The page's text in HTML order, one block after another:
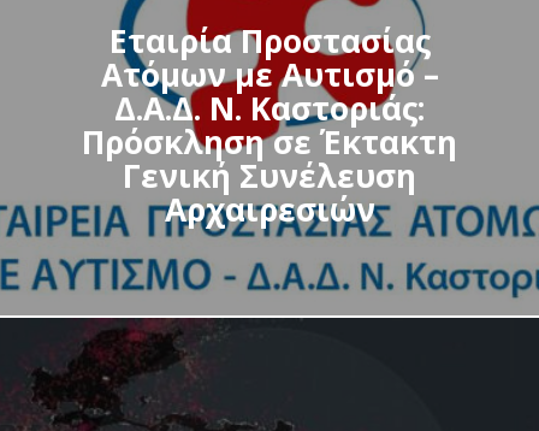
Εταιρία Προστασίας
Ατόμων με Αυτισμό –
Δ.Α.Δ. N. Καστοριάς:
Πρόσκληση σε Έκτακτη
Γενική Συνέλευση
Αρχαιρεσιών